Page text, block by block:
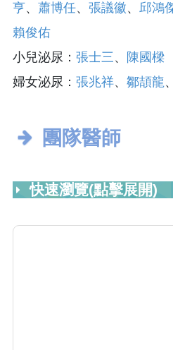
亨、 蕭博任、 張議徽、 邱鴻
賴俊佑
小兒泌尿： 張士三、
陳國樑
婦女泌尿： 張兆祥、 鄒頡龍、
團隊醫師
快速瀏覽(點擊展開)